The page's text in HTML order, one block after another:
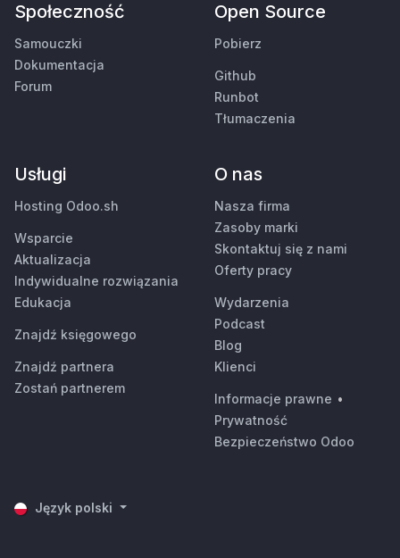
Społeczność
Samouczki
Dokumentacja
Forum
Open Source
Pobierz
Github
Runbot
Tłumaczenia
Usługi
Hosting Odoo.sh
Wsparcie
Aktualizacja
Indywidualne rozwiązania
Edukacja
Znajdź księgowego
Znajdź partnera
Zostań partnerem
O nas
Nasza firma
Zasoby marki
Skontaktuj się z nami
Oferty pracy
Wydarzenia
Podcast
Blog
Klienci
Informacje prawne •
Prywatność
Bezpieczeństwo Odoo
Język polski